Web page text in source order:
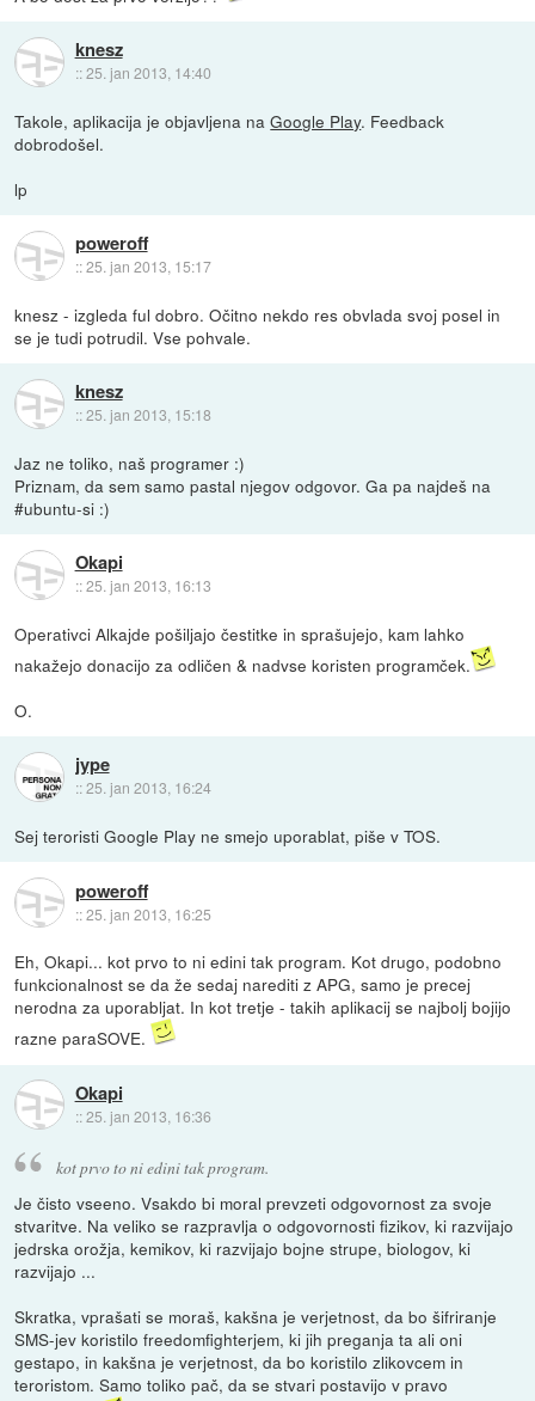
knesz
::25. jan 2013, 14:40
Takole, aplikacija je objavljena naGoogle Play. Feedback
dobrodošel.
lp
poweroff
::25. jan 2013, 15:17
knesz - izgleda ful dobro. Očitno nekdo res obvlada svoj posel in
se je tudi potrudil. Vse pohvale.
knesz
::25. jan 2013, 15:18
Jaz ne toliko, naš programer :)
Priznam, da sem samo pastal njegov odgovor. Ga pa najdeš na
#ubuntu-si :)
Okapi
::25. jan 2013, 16:13
Operativci Alkajde pošiljajo čestitke in sprašujejo, kam lahko
nakažejo donacijo za odličen & nadvse koristen programček.
O.
jype
::25. jan 2013, 16:24
Sej teroristi Google Play ne smejo uporablat, piše v TOS.
poweroff
::25. jan 2013, 16:25
Eh, Okapi... kot prvo to ni edini tak program. Kot drugo, podobno
funkcionalnost se da že sedaj narediti z APG, samo je precej
nerodna za uporabljat. In kot tretje - takih aplikacij se najbolj bojijo
razne paraSOVE.
Okapi
::25. jan 2013, 16:36
kot prvo to ni edini tak program.
Je čisto vseeno. Vsakdo bi moral prevzeti odgovornost za svoje
stvaritve. Na veliko se razpravlja o odgovornosti fizikov, ki razvijajo
jedrska orožja, kemikov, ki razvijajo bojne strupe, biologov, ki
razvijajo ...
Skratka, vprašati se moraš, kakšna je verjetnost, da bo šifriranje
SMS-jev koristilo freedomfighterjem, ki jih preganja ta ali oni
gestapo, in kakšna je verjetnost, da bo koristilo zlikovcem in
teroristom. Samo toliko pač, da se stvari postavijo v pravo